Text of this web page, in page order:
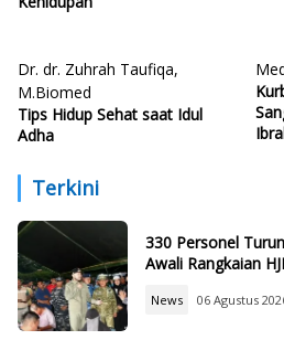
Dr. dr. Zuhrah Taufiqa,
M.Biomed
Tips Hidup Sehat saat Idul
Adha
Terkini
330 Personel
Awali Rangkaian
News 06 Agustus